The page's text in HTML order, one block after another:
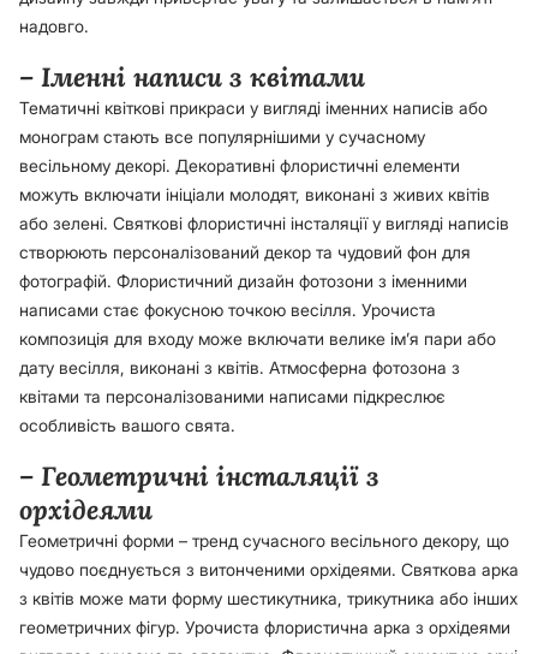
надовго.
– Іменні написи з квітами
Тематичні квіткові прикраси у вигляді іменних написів або
монограм стають все популярнішими у сучасному
весільному декорі. Декоративні флористичні елементи
можуть включати ініціали молодят, виконані з живих квітів
або зелені. Святкові флористичні інсталяції у вигляді написів
створюють персоналізований декор та чудовий фон для
фотографій. Флористичний дизайн фотозони з іменними
написами стає фокусною точкою весілля. Урочиста
композиція для входу може включати велике ім’я пари або
дату весілля, виконані з квітів. Атмосферна фотозона з
квітами та персоналізованими написами підкреслює
особливість вашого свята.
– Геометричні інсталяції з
орхідеями
Геометричні форми – тренд сучасного весільного декору, що
чудово поєднується з витонченими орхідеями. Святкова арка
з квітів може мати форму шестикутника, трикутника або інших
геометричних фігур. Урочиста флористична арка з орхідеями